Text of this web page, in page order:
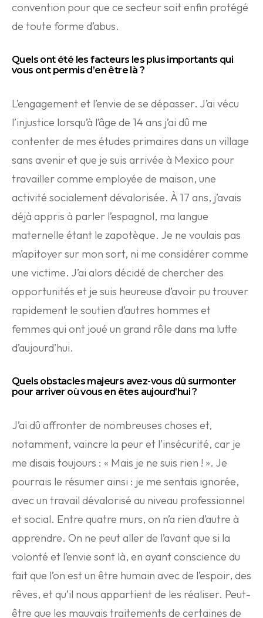
convention pour que ce secteur soit enfin protégé
de toute forme d’abus.
Quels ont été les facteurs les plus importants qui
vous ont permis d’en être là ?
L’engagement et l’envie de se dépasser. J’ai vécu
l’injustice lorsqu’à l’âge de 14 ans j’ai dû me
contenter de mes études primaires dans un village
sans avenir et que je suis arrivée à Mexico pour
travailler comme employée de maison, une
activité socialement dévalorisée. À 17 ans, j’avais
déjà appris à parler l’espagnol, ma langue
maternelle étant le zapotèque. Je ne voulais pas
m’apitoyer sur mon sort, ni me considérer comme
une victime. J’ai alors décidé de chercher des
opportunités et je suis heureuse d’avoir pu trouver
rapidement le soutien d’autres hommes et
femmes qui ont joué un grand rôle dans ma lutte
d’aujourd’hui.
Quels obstacles majeurs avez-vous dû surmonter
pour arriver où vous en êtes aujourd’hui ?
J’ai dû affronter de nombreuses choses et,
notamment, vaincre la peur et l’insécurité, car je
me disais toujours : « Mais je ne suis rien ! ». Je
pourrais le résumer ainsi : je me sentais ignorée,
avec un travail dévalorisé au niveau professionnel
et social. Entre quatre murs, on n’a rien d’autre à
apprendre. On ne peut aller de l’avant que si la
volonté et l’envie sont là, en ayant conscience du
fait que l’on est un être humain avec de l’espoir, des
rêves, et qu’il nous appartient de les réaliser. Peut-
être que les mauvais traitements de certaines de